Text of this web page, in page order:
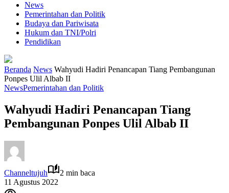
News
Pemerintahan dan Politik
Budaya dan Pariwisata
Hukum dan TNI/Polri
Pendidikan
Beranda News Wahyudi Hadiri Penancapan Tiang Pembangunan
Ponpes Ulil Albab II
NewsPemerintahan dan Politik
Wahyudi Hadiri Penancapan Tiang
Pembangunan Ponpes Ulil Albab II
Channeltujuh
2 min baca
11 Agustus 2022